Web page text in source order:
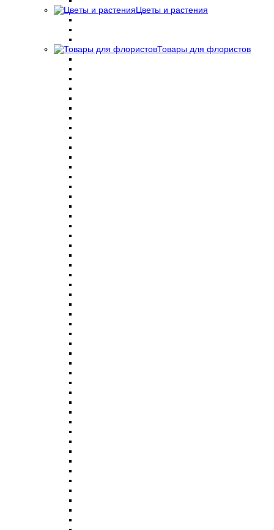
Цветы и растения
Товары для флористов